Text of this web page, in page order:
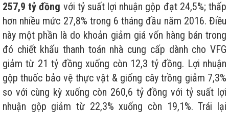
257,9 tỷ đồng với tỷ suất lợi nhuận gộp đạt 24,5%; thấp
hơn nhiều mức 27,8% trong 6 tháng đầu năm 2016. Điều
này một phần là do khoản giảm giá vốn hàng bán trong
đó chiết khấu thanh toán nhà cung cấp dành cho VFG
giảm từ 21 tỷ đồng xuống còn 12,3 tỷ đồng. Lợi nhuận
gộp thuốc bảo vệ thực vật & giống cây trồng giảm 7,3%
so với cùng kỳ xuống còn 260,6 tỷ đồng với tỷ suất lợi
nhuận gộp giảm từ 22,3% xuống còn 19,1%. Trái lại